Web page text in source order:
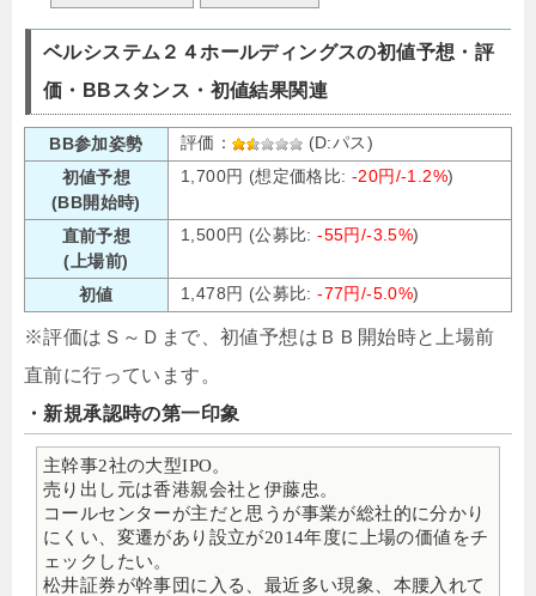
ベルシステム２４ホールディングスの初値予想・評
価・BBスタンス・初値結果関連
BB参加姿勢 評価：
(D:パス)
初値予想
(BB開始時)
1,700円 (想定価格比: -20円/-1.2%)
直前予想
(上場前)
1,500円 (公募比:-55円/-3.5%)
初値 1,478円 (公募比:-77円/-5.0%)
※評価はＳ～Ｄまで、初値予想はＢＢ開始時と上場前
直前に行っています。
・新規承認時の第一印象
主幹事2社の大型IPO。
売り出し元は香港親会社と伊藤忠。
コールセンターが主だと思うが事業が総社的に分かり
にくい、変遷があり設立が2014年度に上場の価値をチ
ェックしたい。
松井証券が幹事団に入る、最近多い現象、本腰入れて